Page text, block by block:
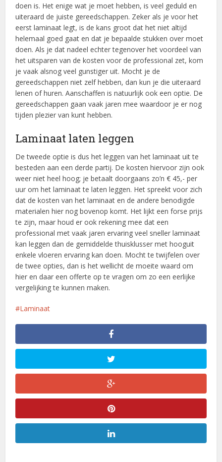
doen is. Het enige wat je moet hebben, is veel geduld en
uiteraard de juiste gereedschappen. Zeker als je voor het
eerst laminaat legt, is de kans groot dat het niet altijd
helemaal goed gaat en dat je bepaalde stukken over moet
doen. Als je dat nadeel echter tegenover het voordeel van
het uitsparen van de kosten voor de professional zet, kom
je vaak alsnog veel gunstiger uit. Mocht je de
gereedschappen niet zelf hebben, dan kun je die uiteraard
lenen of huren. Aanschaffen is natuurlijk ook een optie. De
gereedschappen gaan vaak jaren mee waardoor je er nog
tijden plezier van kunt hebben.
Laminaat laten leggen
De tweede optie is dus het leggen van het laminaat uit te
besteden aan een derde partij. De kosten hiervoor zijn ook
weer niet heel hoog; je betaalt doorgaans zo’n € 45,- per
uur om het laminaat te laten leggen. Het spreekt voor zich
dat de kosten van het laminaat en de andere benodigde
materialen hier nog bovenop komt. Het lijkt een forse prijs
te zijn, maar houd er ook rekening mee dat een
professional met vaak jaren ervaring veel sneller laminaat
kan leggen dan de gemiddelde thuisklusser met hooguit
enkele vloeren ervaring kan doen. Mocht te twijfelen over
de twee opties, dan is het wellicht de moeite waard om
hier en daar een offerte op te vragen om zo een eerlijke
vergelijking te kunnen maken.
Laminaat